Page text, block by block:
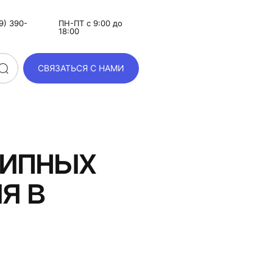
390-
ПН-ПТ с 9:00 до
18:00
СВЯЗАТЬСЯ С НАМИ
в